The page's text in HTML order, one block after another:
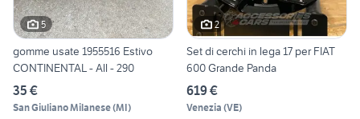
5
gomme usate 1955516 Estivo
CONTINENTAL - All - 290
35 €
San Giuliano Milanese(MI)
2
Set di cerchi in lega 17 per FIAT
600 Grande Panda
619 €
Venezia (VE)